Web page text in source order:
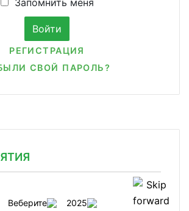
РЕГИСТРАЦИЯ
СВОЙ ПАРОЛЬ?
Веберите 2025